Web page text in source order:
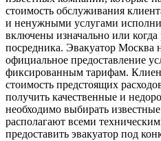
стоимость обслуживания
и ненужными услугами
включены изначально или
посредника. Эвакуатор Москва
официальное предоставление
фиксированным тарифам.
стоимость предстоящих
получить качественные и
необходимо выбирать
располагают всеми
предоставить эвакуатор под